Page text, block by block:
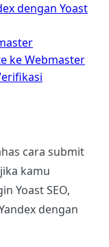
dengan Yoast
ke Webmaster
cara submit
kamu
Yoast SEO,
dengan